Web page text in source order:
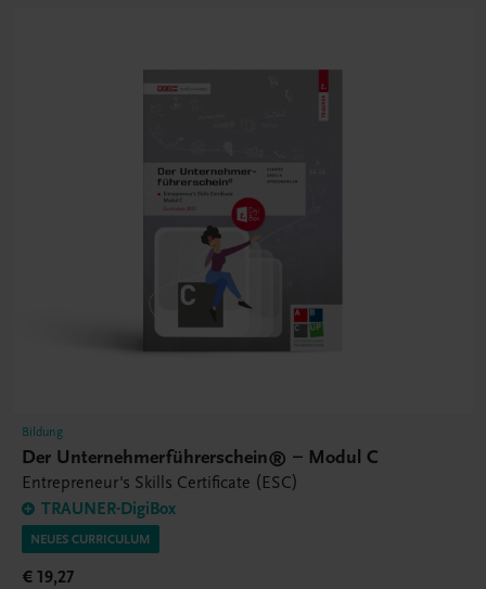
Bildung
Der Unternehmerführerschein® – Modul C
Entrepreneur's Skills Certificate (ESC)
TRAUNER-DigiBox
NEUES CURRICULUM
€ 19,27